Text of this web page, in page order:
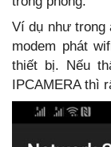
Ví dụ như trong
modem phát
thiết bị. Nếu
IPCAMERA thì